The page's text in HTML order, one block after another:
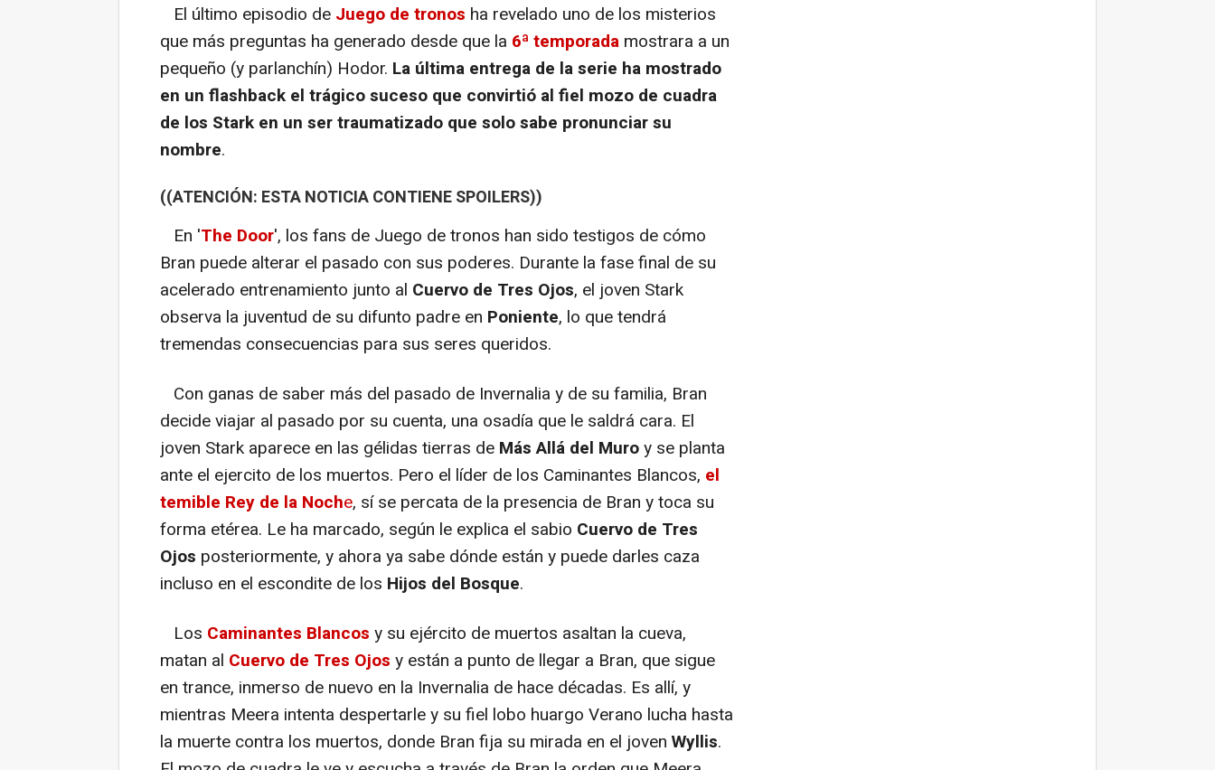
El último episodio de Juego de tronos ha revelado uno de los misterios
que más preguntas ha generado desde que la 6ª temporada mostrara a un
pequeño (y parlanchín) Hodor. La última entrega de la serie ha mostrado
en un flashback el trágico suceso que convirtió al fiel mozo de cuadra
de los Stark en un ser traumatizado que solo sabe pronunciar su
nombre.
((ATENCIÓN: ESTA NOTICIA CONTIENE SPOILERS))
En 'The Door', los fans de Juego de tronos han sido testigos de cómo
Bran puede alterar el pasado con sus poderes. Durante la fase final de su
acelerado entrenamiento junto al Cuervo de Tres Ojos, el joven Stark
observa la juventud de su difunto padre en Poniente, lo que tendrá
tremendas consecuencias para sus seres queridos.
Con ganas de saber más del pasado de Invernalia y de su familia, Bran
decide viajar al pasado por su cuenta, una osadía que le saldrá cara. El
joven Stark aparece en las gélidas tierras de Más Allá del Muroy se planta
ante el ejercito de los muertos. Pero el líder de los Caminantes Blancos, el
temible Rey de la Noche, sí se percata de la presencia de Bran y toca su
forma etérea. Le ha marcado, según le explica el sabio Cuervo de Tres
Ojos posteriormente, y ahora ya sabe dónde están y puede darles caza
incluso en el escondite de los Hijos del Bosque.
Los Caminantes Blancos y su ejército de muertos asaltan la cueva,
matan al Cuervo de Tres Ojos y están a punto de llegar a Bran, que sigue
en trance, inmerso de nuevo en la Invernalia de hace décadas. Es allí, y
mientras Meera intenta despertarle y su fiel lobo huargo Verano lucha hasta
la muerte contra los muertos, donde Bran fija su mirada en el joven Wyllis.